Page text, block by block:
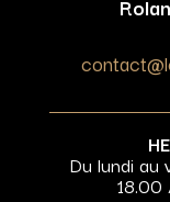
Du lundi au
18.00